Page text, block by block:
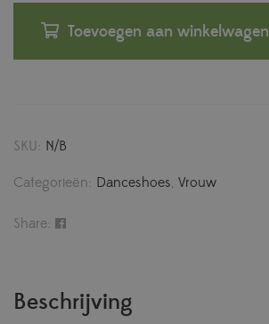
Toevoegen aan winkelwagen
SKU: N/B
Categorieën: Danceshoes, Vrouw
Share:
Beschrijving